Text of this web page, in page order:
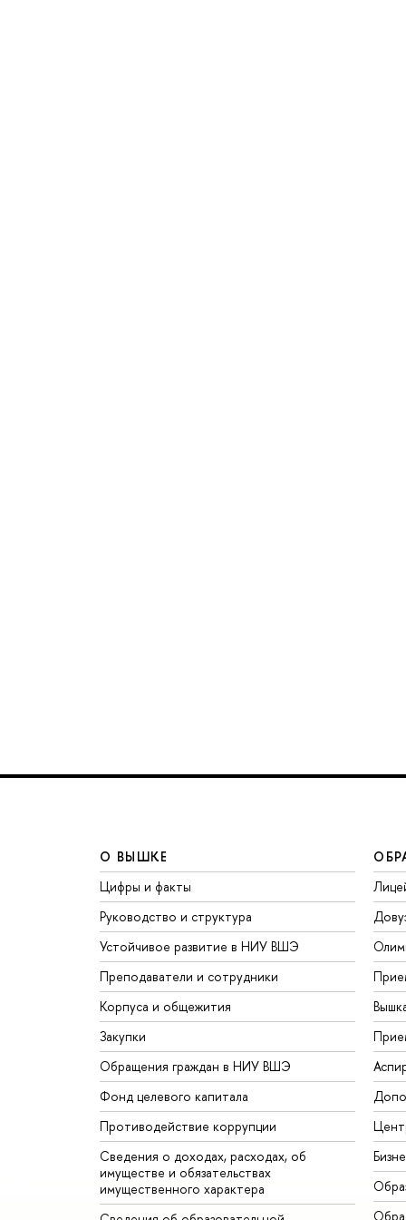
О ВЫШКЕ
Цифры и факты
Руководство и структура
Устойчивое развитие в НИУ ВШЭ
Преподаватели и сотрудники
Корпуса и общежития
Закупки
Обращения граждан в НИУ ВШЭ
Фонд целевого капитала
Противодействие коррупции
Сведения о доходах, расходах, об
имуществе и обязательствах
имущественного характера